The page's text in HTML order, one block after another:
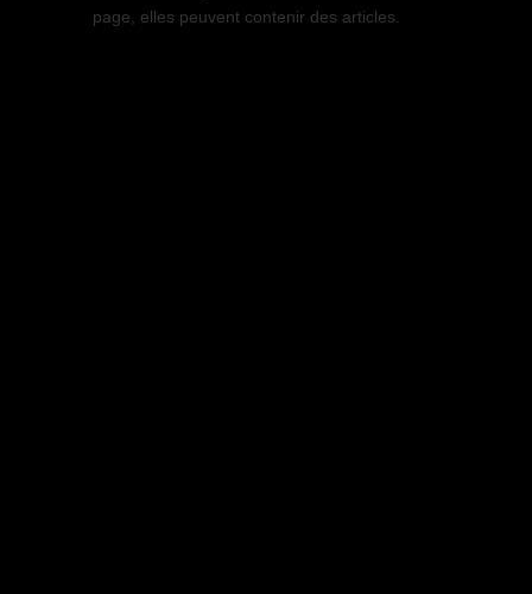
page, elles peuvent contenir des articles.